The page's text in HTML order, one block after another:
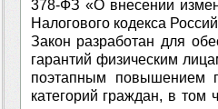
378-ФЗ «О внесении
Налогового кодекса
Закон разработан для
гарантий физическим
поэтапным повышением
категорий граждан, в том